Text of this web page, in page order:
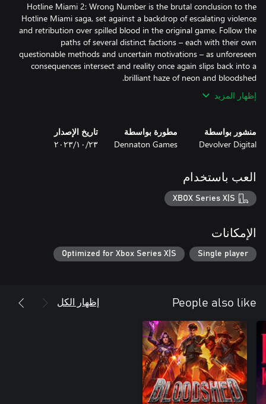
Hotline Miami 2: Wrong Number is the brutal conclusion to the
Hotline Miami saga, set against a backdrop of escalating violence
and retribution over spilled blood in the original game. Follow the
paths of several distinct factions – each with their own
questionable methods and uncertain motivations – as unforeseen
consequences intersect and reality once again slips back into a
brilliant haze of neon and bloodshed.
إظهار المزيد
منشور بواسطة
Devolver Digital
مطورة بواسطة
Dennaton Games
تاريخ الإصدار
٢٣‏/١٠‏/٢٠٢٣
العب باستخدام
XBOX Series X|S
الإمكانات
Single player
Optimized for Xbox Series X|S
People also like إظهار الكل